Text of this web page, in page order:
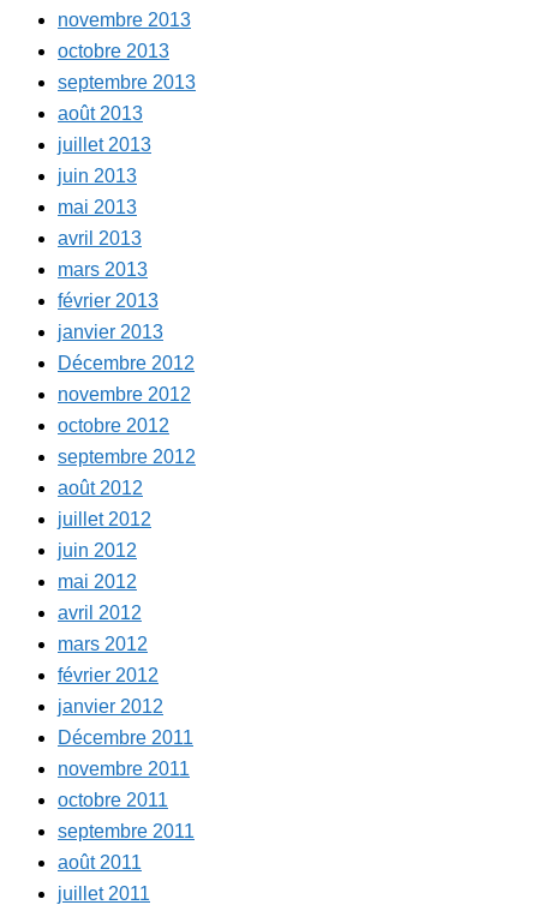
novembre 2013
octobre 2013
septembre 2013
août 2013
juillet 2013
juin 2013
mai 2013
avril 2013
mars 2013
février 2013
janvier 2013
Décembre 2012
novembre 2012
octobre 2012
septembre 2012
août 2012
juillet 2012
juin 2012
mai 2012
avril 2012
mars 2012
février 2012
janvier 2012
Décembre 2011
novembre 2011
octobre 2011
septembre 2011
août 2011
juillet 2011